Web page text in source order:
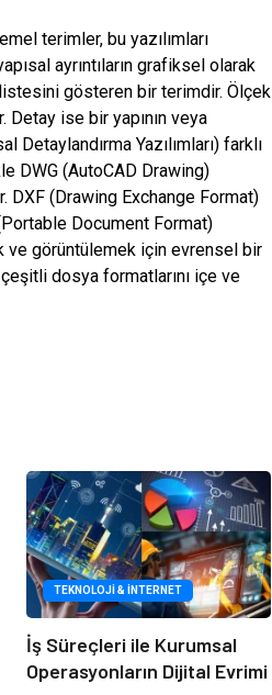
terimler, bu yazılımları
ayrıntıların grafiksel olarak
gösteren bir terimdir. Ölçek
Detay ise bir yapının veya
Detaylandırma Yazılımları) farklı
DWG (AutoCAD Drawing)
DXF (Drawing Exchange Format)
(Portable Document Format)
ve görüntülemek için evrensel bir
dosya formatlarını içe ve
TEKNOLOJI & İNTERNET
İş Süreçleri ile Kurumsal
Operasyonların Dijital Evrimi